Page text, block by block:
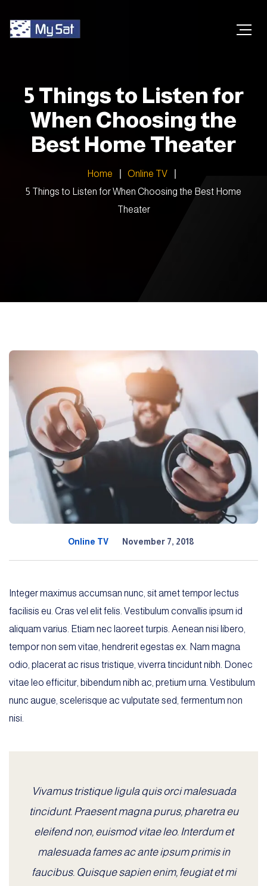
5 Things to Listen for
When Choosing the
Best Home Theater
Home
Online TV
5 Things to Listen for When Choosing the Best Home
Theater
Online TV November 7, 2018
Integer maximus accumsan nunc, sit amet tempor lectus
facilisis eu. Cras vel elit felis. Vestibulum convallis ipsum id
aliquam varius. Etiam nec laoreet turpis. Aenean nisi libero,
tempor non sem vitae, hendrerit egestas ex. Nam magna
odio, placerat ac risus tristique, viverra tincidunt nibh. Donec
vitae leo efficitur, bibendum nibh ac, pretium urna. Vestibulum
nunc augue, scelerisque ac vulputate sed, fermentum non
nisi.
Vivamus tristique ligula quis orci malesuada
tincidunt. Praesent magna purus, pharetra eu
eleifend non, euismod vitae leo. Interdum et
malesuada fames ac ante ipsum primis in
faucibus. Quisque sapien enim, feugiat et mi